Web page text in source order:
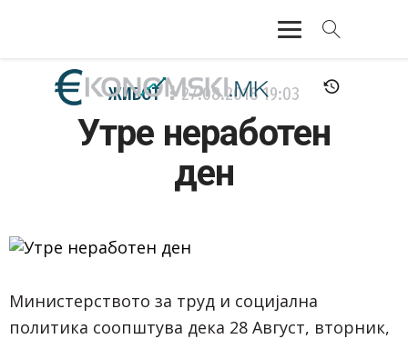
АКТУЕЛНО
ЕКОНОМИЈА
МОЗАИК
ЖИВОТ 27.08.201819:03
Утре неработен
ден
Министерството за труд и социјална
политика соопштува дека 28 Август, вторник,